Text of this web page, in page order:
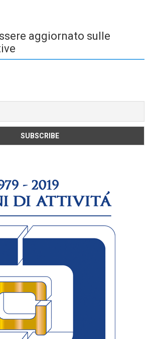
aggiornato sulle